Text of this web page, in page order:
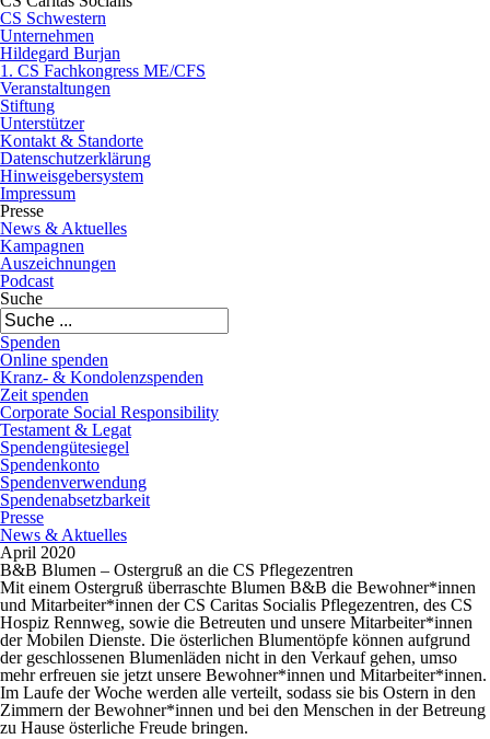
CS Schwestern
Unternehmen
Hildegard Burjan
1. CS Fachkongress ME/CFS
Veranstaltungen
Stiftung
Unterstützer
Kontakt & Standorte
Datenschutzerklärung
Hinweisgebersystem
Impressum
Presse
News & Aktuelles
Kampagnen
Auszeichnungen
Podcast
Suche
Spenden
Online spenden
Kranz- & Kondolenzspenden
Zeit spenden
Corporate Social Responsibility
Testament & Legat
Spendengütesiegel
Spendenkonto
Spendenverwendung
Spendenabsetzbarkeit
Presse
News & Aktuelles
April 2020
B&B Blumen – Ostergruß an die CS Pflegezentren
Mit einem Ostergruß überraschte Blumen B&B die Bewohner*innen
und Mitarbeiter*innen der CS Caritas Socialis Pflegezentren, des CS
Hospiz Rennweg, sowie die Betreuten und unsere Mitarbeiter*innen
der Mobilen Dienste. Die österlichen Blumentöpfe können aufgrund
der geschlossenen Blumenläden nicht in den Verkauf gehen, umso
mehr erfreuen sie jetzt unsere Bewohner*innen und Mitarbeiter*innen.
Im Laufe der Woche werden alle verteilt, sodass sie bis Ostern in den
Zimmern der Bewohner*innen und bei den Menschen in der Betreung
zu Hause österliche Freude bringen.